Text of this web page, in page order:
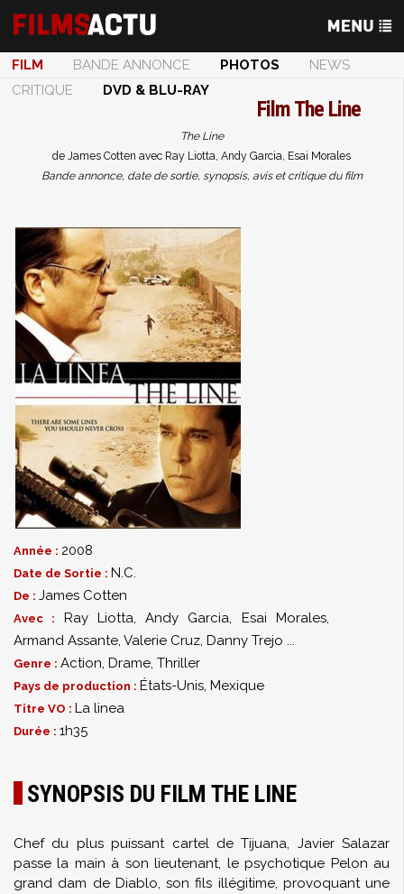
FILM BANDE ANNONCE PHOTOS
NEWS
CRITIQUE
DVD & BLU-RAY
FilmThe Line
The Line
de James Cotten avec Ray Liotta, Andy Garcia, Esai Morales
Bande annonce, date de sortie, synopsis, avis et critique du film
Année : 2008
Date de Sortie : N.C.
De : James Cotten
Avec : Ray Liotta,Andy Garcia, Esai Morales,
Armand Assante, Valerie Cruz, Danny Trejo ...
Genre : Action, Drame, Thriller
Pays de production : États-Unis, Mexique
Titre VO : La linea
Durée : 1h35
SYNOPSIS DU FILM THE LINE
Chef du plus puissant cartel de Tijuana, Javier Salazar
passe la main à son lieutenant, le psychotique Pelon au
grand dam de Diablo, son fils illégitime, provoquant une